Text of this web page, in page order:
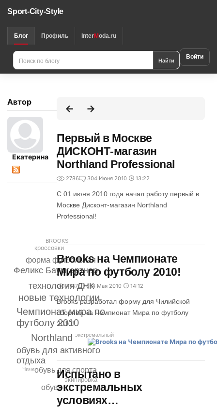
Sport-City-Style
Блог Профиль InterModa.ru
Найти Войти
Автор
Екатерина
Чемпионат мира по
футболу 2010
новые технологии
Northland
обувь для активного
отдыха
технология ДНК
Феликс Баумгартнер
форма футбольная
обувь для спорта
обувь
кроссовки
экипировка
экстремальный
BROOKS
Чили
Первый в Москве
ДИСКОНТ-магазин
Northland Professional
2786 304 Июня 2010 13:22
С 01 июня 2010 года начал работу первый в
Москве Дисконт-магазин Northland
Professional!
Brooks на Чемпионате
Мира по футболу 2010!
4747 0 14 Мая 2010 14:12
Brooks разработал форму для Чилийской
сборной на Чемпионат Мира по футболу
2010!
Испытано в
экстремальных
условиях…